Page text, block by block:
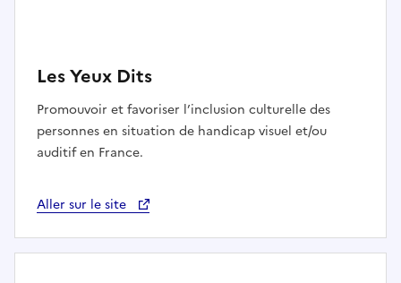
Les Yeux Dits
Promouvoir et favoriser l’inclusion culturelle des
personnes en situation de handicap visuel et/ou
auditif en France.
Aller sur le site